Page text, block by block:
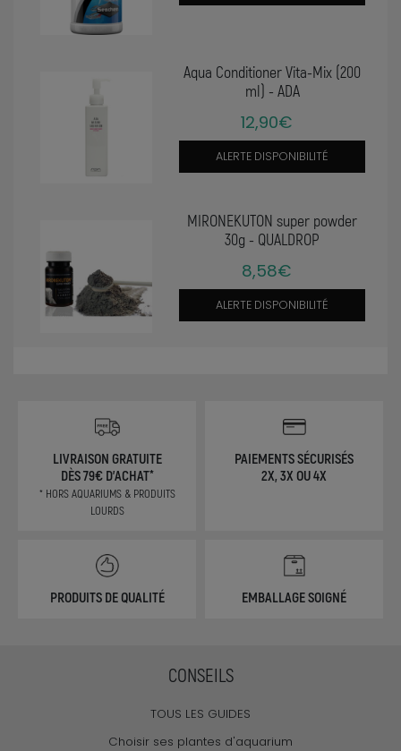
Aqua Conditioner Vita-Mix (200
ml) - ADA
12,90€
ALERTE DISPONIBILITÉ
MIRONEKUTON super powder
30g - QUALDROP
8,58€
ALERTE DISPONIBILITÉ
LIVRAISON GRATUITE
DÈS 79€ D'ACHAT*
* HORS AQUARIUMS & PRODUITS
LOURDS
PAIEMENTS SÉCURISÉS
2X, 3X OU 4X
PRODUITS DE QUALITÉ EMBALLAGE SOIGNÉ
CONSEILS
TOUS LES GUIDES
Choisir ses plantes d'aquarium